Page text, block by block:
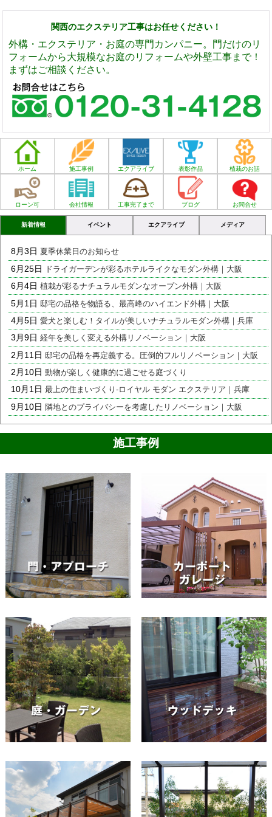
関西のエクステリア工事はお任せください！
外構・エクステリア・お庭の専門カンパニー。門だけのリ
フォームから大規模なお庭のリフォームや外壁工事まで！
まずはご相談ください。
ホーム 施工事例 エクアライブ 表彰作品 植栽のお話
ローン可 会社情報 工事完了まで ブログ お問合せ
新着情報 イベント エクアライブ メディア
8月3日 夏季休業日のお知らせ
6月25日 ドライガーデンが彩るホテルライクなモダン外構｜大阪
6月4日植栽が彩るナチュラルモダンなオープン外構｜大阪
5月1日 邸宅の品格を物語る、最高峰のハイエンド外構｜大阪
4月5日愛犬と楽しむ！タイルが美しいナチュラルモダン外構｜兵庫
3月9日経年を美しく変える外構リノベーション｜大阪
2月11日 邸宅の品格を再定義する。圧倒的フルリノベーション｜大阪
2月10日動物が楽しく健康的に過ごせる庭づくり
10月1日最上の住まいづくり-ロイヤル モダン エクステリア｜兵庫
9月10日隣地とのプライバシーを考慮したリノベーション｜大阪
施工事例